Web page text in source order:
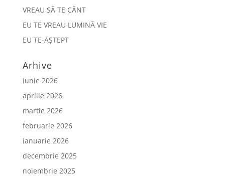
VREAU SĂ TE CÂNT
EU TE VREAU LUMINĂ VIE
EU TE-AȘTEPT
Arhive
iunie 2026
aprilie 2026
martie 2026
februarie 2026
ianuarie 2026
decembrie 2025
noiembrie 2025